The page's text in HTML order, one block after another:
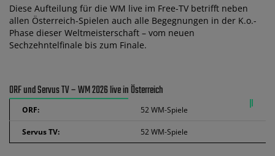
Diese Aufteilung für die WM live im Free-TV betrifft neben
allen Österreich-Spielen auch alle Begegnungen in der K.o.-
Phase dieser Weltmeisterschaft – vom neuen
Sechzehntelfinale bis zum Finale.
ORF und Servus TV – WM 2026 live in Österreich
ORF: 52 WM-Spiele
Servus TV: 52 WM-Spiele